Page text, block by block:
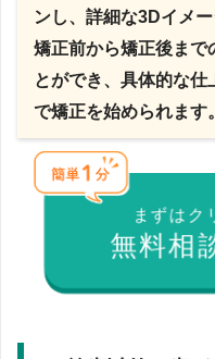
ンし、詳細な3Dイメー
矯正前から矯正後まで
とができ、具体的な仕
で矯正を始められます。
まずはク
無料相